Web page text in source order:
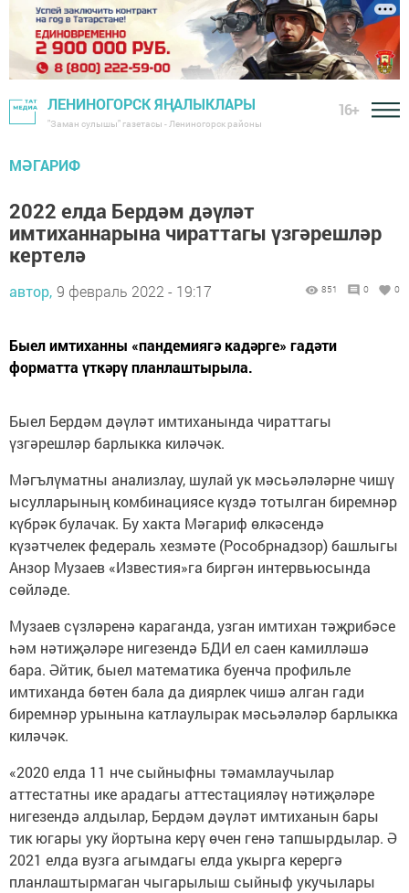
ЛЕНИНОГОРСК ЯҢАЛЫКЛАРЫ
"Заман сулышы" газетасы - Лениногорск районы
16+
МӘГАРИФ
2022 елда Бердәм дәүләт
имтиханнарына чираттагы үзгәрешләр
кертелә
автор, 9 февраль 2022 - 19:17 851 0 0
Быел имтиханны «пандемиягә кадәрге» гадәти
форматта үткәрү планлаштырыла.
Быел Бердәм дәүләт имтиханында чираттагы
үзгәрешләр барлыкка киләчәк.
Мәгълүматны анализлау, шулай ук мәсьәләләрне чишү
ысулларының комбинациясе күздә тотылган биремнәр
күбрәк булачак. Бу хакта Мәгариф өлкәсендә
күзәтчелек федераль хезмәте (Рособрнадзор) башлыгы
Анзор Музаев «Известия»га биргән интервьюсында
сөйләде.
Музаев сүзләренә караганда, узган имтихан тәҗрибәсе
һәм нәтиҗәләре нигезендә БДИ ел саен камилләшә
бара. Әйтик, быел математика буенча профильле
имтиханда бөтен бала да диярлек чишә алган гади
биремнәр урынына катлаулырак мәсьәләләр барлыкка
киләчәк.
«2020 елда 11 нче сыйныфны тәмамлаучылар
аттестатны ике арадагы аттестацияләү нәтиҗәләре
нигезендә алдылар, Бердәм дәүләт имтиханын бары
тик югары уку йортына керү өчен генә тапшырдылар. Ә
2021 елда вузга агымдагы елда укырга керергә
планлаштырмаган чыгарылыш сыйныф укучылары